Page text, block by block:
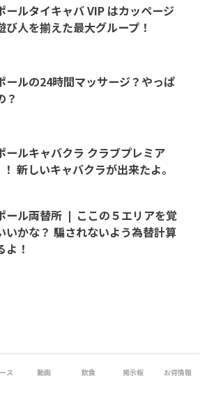
ールタイキャバ VIP はカッページ
び人を揃えた最大グループ！
ールの24時間マッサージ？やっぱ
？
ールキャバクラ クラブプレミア
新しいキャバクラが出来たよ。
ール両替所 ❘ ここの５エリアを覚
いかな？ 騙されないよう為替計算
よ！
ス 動画 飲食 掲示板 お得情報